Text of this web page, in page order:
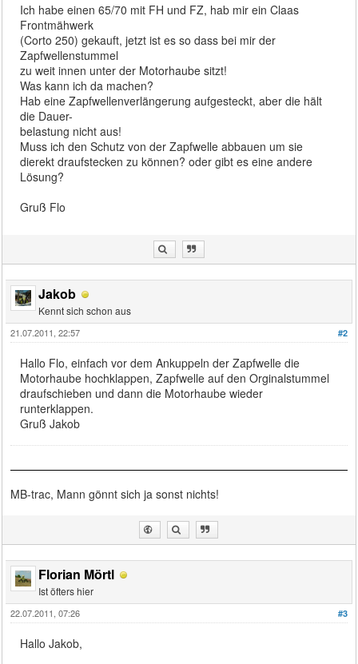
Ich habe einen 65/70 mit FH und FZ, hab mir ein Claas
Frontmähwerk
(Corto 250) gekauft, jetzt ist es so dass bei mir der
Zapfwellenstummel
zu weit innen unter der Motorhaube sitzt!
Was kann ich da machen?
Hab eine Zapfwellenverlängerung aufgesteckt, aber die hält
die Dauer-
belastung nicht aus!
Muss ich den Schutz von der Zapfwelle abbauen um sie
dierekt draufstecken zu können? oder gibt es eine andere
Lösung?
Gruß Flo
Jakob
Kennt sich schon aus
#2
21.07.2011, 22:57
Hallo Flo, einfach vor dem Ankuppeln der Zapfwelle die
Motorhaube hochklappen, Zapfwelle auf den Orginalstummel
draufschieben und dann die Motorhaube wieder
runterklappen.
Gruß Jakob
MB-trac, Mann gönnt sich ja sonst nichts!
Florian Mörtl
Ist öfters hier
#3
22.07.2011, 07:26
Hallo Jakob,